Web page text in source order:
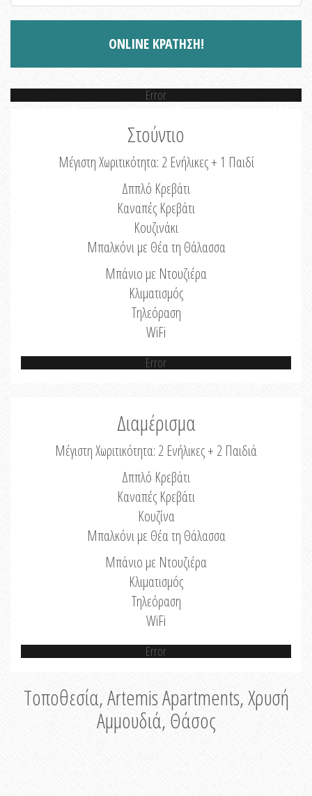
ONLINE ΚΡΑΤΗΣΗ!
Error
Στούντιο
Μέγιστη Χωριτικότητα: 2 Ενήλικες + 1 Παιδί
Δππλό Κρεβάτι
Καναπές Κρεβάτι
Κουζινάκι
Μπαλκόνι με Θέα τη Θάλασσα
Μπάνιο με Ντουζιέρα
Κλιματισμός
Τηλεόραση
WiFi
Error
Διαμέρισμα
Μέγιστη Χωριτικότητα: 2 Ενήλικες + 2 Παιδιά
Δππλό Κρεβάτι
Καναπές Κρεβάτι
Κουζίνα
Μπαλκόνι με Θέα τη Θάλασσα
Μπάνιο με Ντουζιέρα
Κλιματισμός
Τηλεόραση
WiFi
Error
Τοποθεσία, Artemis Apartments, Χρυσή
Αμμουδιά, Θάσος